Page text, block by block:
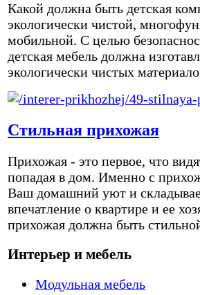
Какой должна быть детская
экологически чистой,
мобильной. С целью
детская мебель должна
экологически чистых
Стильная прихожая
Прихожая - это первое, что
попадая в дом. Именно с
Ваш домашний уют и
впечатление о квартире и ее
прихожая должна быть
Интерьер и мебель
Модульная мебель